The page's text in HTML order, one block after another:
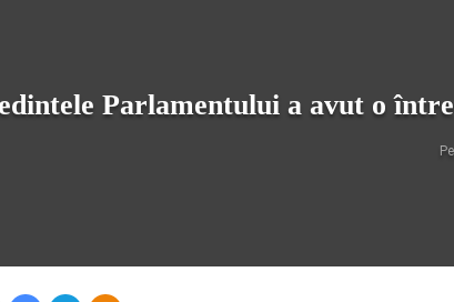
Parlamentului a avut o
Pe